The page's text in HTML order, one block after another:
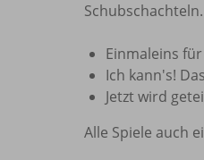
Einmaleins
Ich kann's!
Jetzt wird
Alle Spiele auch